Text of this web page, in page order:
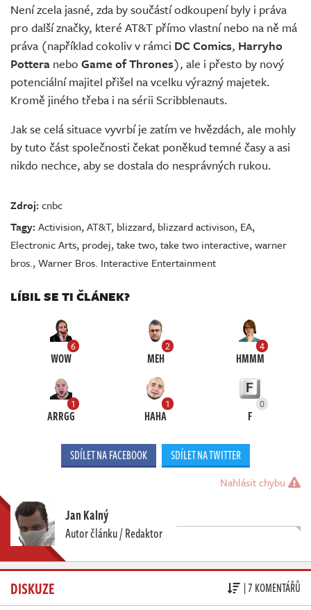
Není zcela jasné, zda by součástí odkoupení byly i práva
pro další značky, které AT&T přímo vlastní nebo na ně má
práva (například cokoliv v rámci DC Comics, Harryho
Pottera nebo Game of Thrones), ale i přesto by nový
potenciální majitel přišel na vcelku výrazný majetek.
Kromě jiného třeba i na sérii Scribblenauts.
Jak se celá situace vyvrbí je zatím ve hvězdách, ale mohly
by tuto část společnosti čekat poněkud temné časy a asi
nikdo nechce, aby se dostala do nesprávných rukou.
Zdroj:cnbc
Tagy:Activision,AT&T, blizzard, blizzard activison, EA,
Electronic Arts, prodej,take two,take two interactive,warner
bros.,Warner Bros. Interactive Entertainment
LÍBIL SE TI ČLÁNEK?
6
WOW
2
MEH
4
HMMM
1
ARRGG
1
HAHA
0
F
SDÍLET NA FACEBOOK SDÍLET NA TWITTER
Nahlásit chybu
Jan Kalný
Autor článku / Redaktor
DISKUZE | 7 KOMENTÁŘŮ